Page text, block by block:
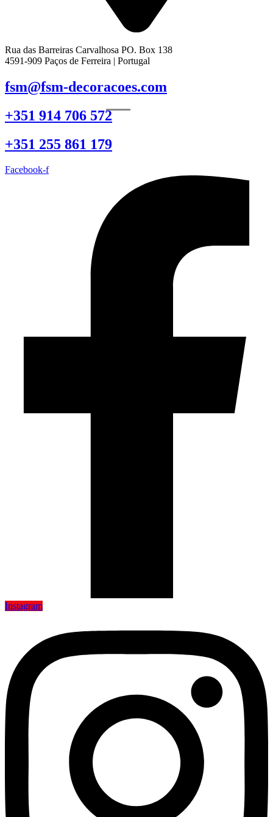
Rua das Barreiras Carvalhosa PO. Box 138
4591-909 Paços de Ferreira | Portugal
fsm@fsm-decoracoes.com
+351 914 706 572
+351 255 861 179
Facebook-f
Instagram